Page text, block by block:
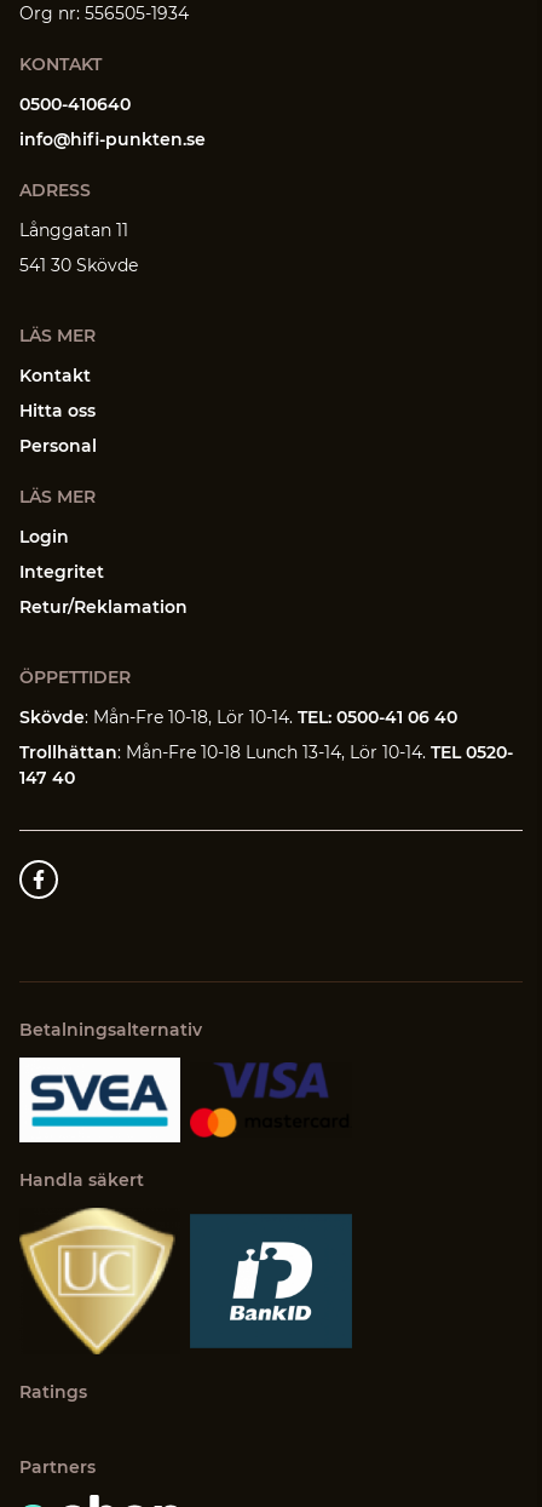
Org nr: 556505-1934
KONTAKT
0500-410640
info@hifi-punkten.se
ADRESS
Långgatan 11
541 30 Skövde
LÄS MER
Kontakt
Hitta oss
Personal
LÄS MER
Login
Integritet
Retur/Reklamation
ÖPPETTIDER
Skövde: Mån-Fre 10-18, Lör 10-14. TEL: 0500-41 06 40
Trollhättan: Mån-Fre 10-18 Lunch 13-14, Lör 10-14. TEL 0520-
147 40
Betalningsalternativ
Handla säkert
Ratings
Partners